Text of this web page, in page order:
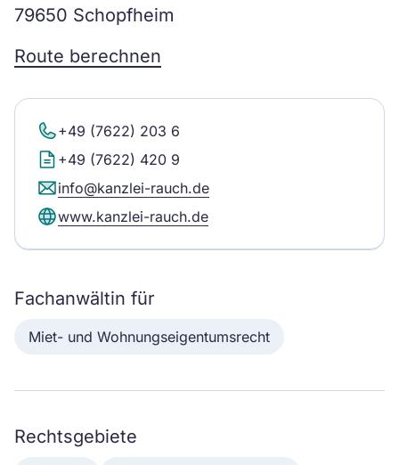
79650 Schopfheim
Route berechnen
+49 (7622) 203 6
+49 (7622) 420 9
info@kanzlei-rauch.de
www.kanzlei-rauch.de
Fachanwältin für
Miet- und Wohnungseigentumsrecht
Rechtsgebiete